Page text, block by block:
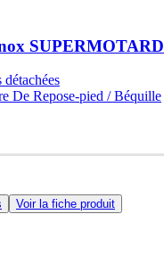
SUPERMOTARD
détachées
De Repose-pied / Béquille
Voir la fiche produit